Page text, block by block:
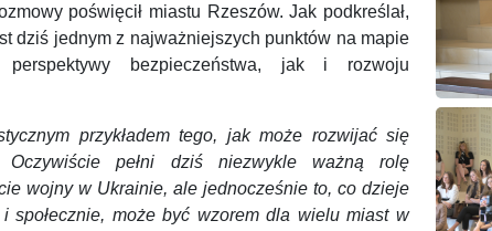
poświęcił miastu Rzeszów. Jak podkreślał,
dziś jednym z najważniejszych punktów na mapie
bezpieczeństwa, jak i rozwoju
przykładem tego, jak może rozwijać się
Oczywiście pełni dziś niezwykle ważną rolę
wojny w Ukrainie, ale jednocześnie to, co dzieje
społecznie, może być wzorem dla wielu miast w